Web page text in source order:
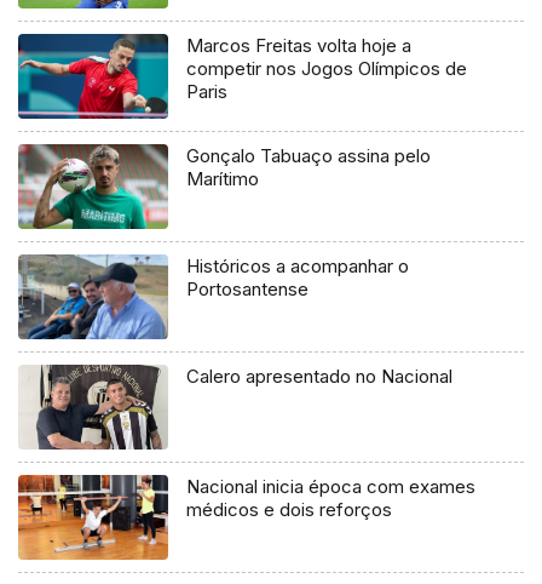
Marcos Freitas volta hoje a
competir nos Jogos Olímpicos de
Paris
Gonçalo Tabuaço assina pelo
Marítimo
Históricos a acompanhar o
Portosantense
Calero apresentado no Nacional
Nacional inicia época com exames
médicos e dois reforços